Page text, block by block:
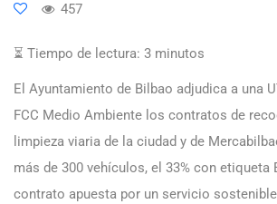
457
⏳ Tiempo de lectura: 3 minutos
El Ayuntamiento de Bilbao adjudica a una
FCC Medio Ambiente los contratos de
limpieza viaria de la ciudad y de
más de 300 vehículos, el 33% con etiqueta
contrato apuesta por un servicio